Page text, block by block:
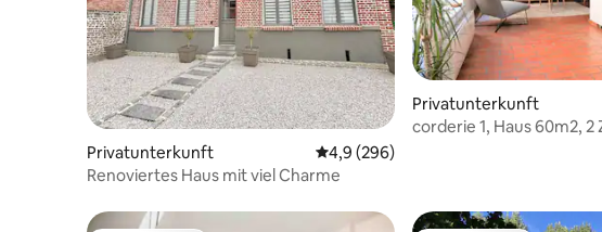
Privatunterkunft Durchschnittliche Bewertung: 4,9 von
4,9 (296)
Renoviertes Haus mit viel Charme
Privatunterkunft
corderie 1, Haus 60m2, 2